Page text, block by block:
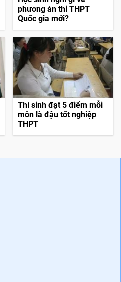
phương án thi THPT
Quốc gia mới?
Thí sinh đạt 5 điểm mỗi
môn là đậu tốt nghiệp
THPT